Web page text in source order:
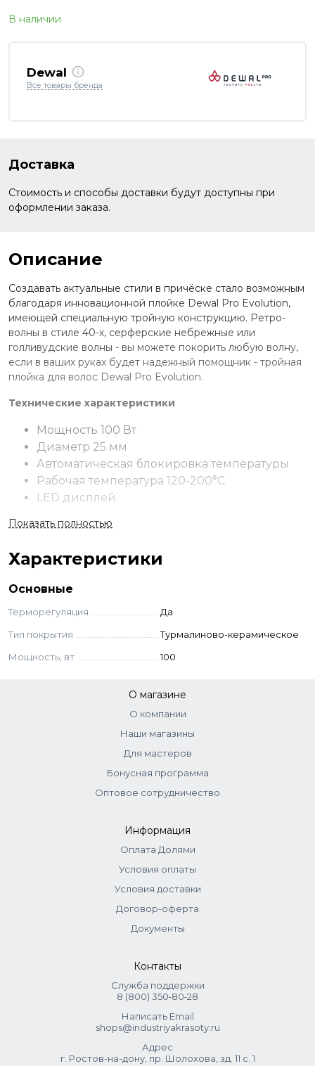
В наличии
Dewal
Все товары бренда
Доставка
Стоимость и способы доставки будут доступны при
оформлении заказа.
Описание
Создавать актуальные стили в причёске стало возможным
благодаря инновационной плойке Dewal Pro Evolution,
имеющей специальную тройную конструкцию. Ретро-
волны в стиле 40-х, серферские небрежные или
голливудские волны - вы можете покорить любую волну,
если в ваших руках будет надежный помощник - тройная
плойка для волос Dewal Pro Evolution.
Технические характеристики
Мощность 100 Вт
Диаметр 25 мм
Автоматическая блокировка температуры
Рабочая температура 120-200°С
LED дисплей
Звуковой индикатор времени воздействия
покрытием, которое гарантирует максимально бережное
Показать полностью
Характеристики
Основные
Терморегуляция
Да
Тип покрытия
Турмалиново-керамическое
Мощность, вт
100
О магазине
О компании
Наши магазины
Для мастеров
Бонусная программа
Оптовое сотрудничество
Информация
Оплата Долями
Условия оплаты
Условия доставки
Договор-оферта
Документы
Контакты
Служба поддержки
8 (800) 350‑80‑28
Написать Email
shops@industriyakrasoty.ru
Адрес
г. Ростов-на-дону, пр. Шолохова, зд. 11 с. 1